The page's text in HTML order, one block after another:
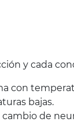
y cada
con
bajas.
cambio de